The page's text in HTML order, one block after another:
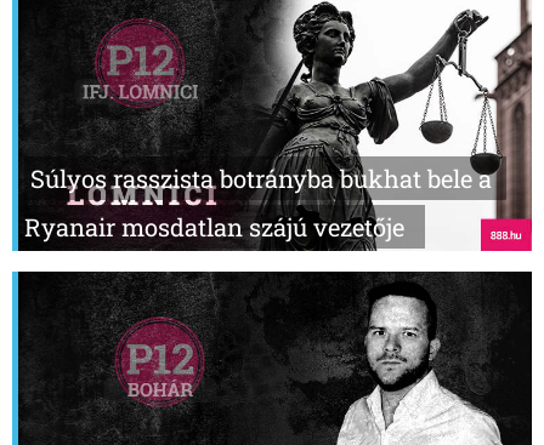
Súlyos rasszista botrányba bukhat bele a
Ryanair mosdatlan szájú vezetője